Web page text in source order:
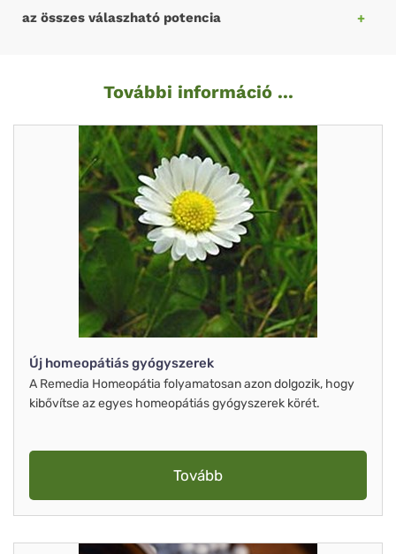
az összes válaszható potencia
További információ ...
Új homeopátiás gyógyszerek
A Remedia Homeopátia folyamatosan azon dolgozik, hogy
kibővítse az egyes homeopátiás gyógyszerek körét.
Tovább